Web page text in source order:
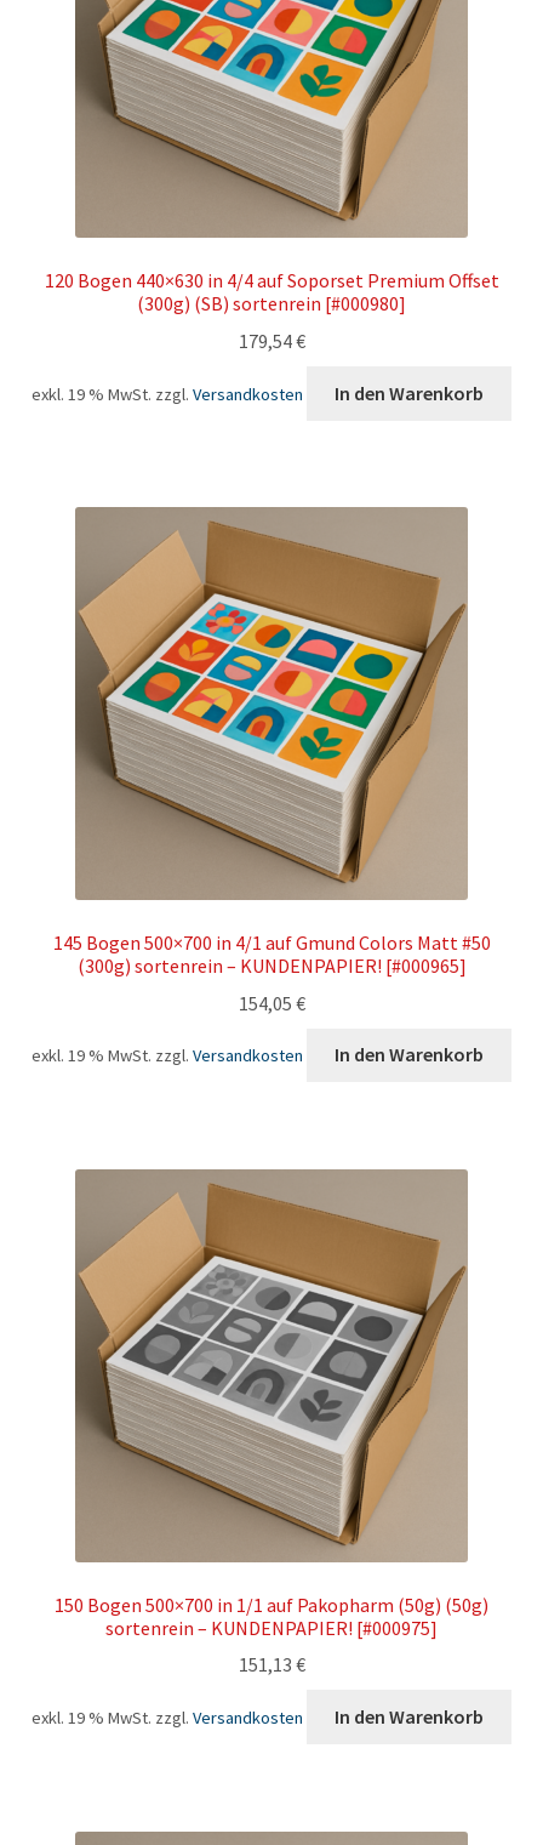
120 Bogen 440×630 in 4/4 auf Soporset Premium Offset
(300g) (SB) sortenrein [#000980]
179,54€
exkl. 19 % MwSt. zzgl.Versandkosten In den Warenkorb
145 Bogen 500×700 in 4/1 auf Gmund Colors Matt #50
(300g) sortenrein – KUNDENPAPIER! [#000965]
154,05 €
exkl. 19 % MwSt. zzgl.Versandkosten In den Warenkorb
150 Bogen 500×700 in 1/1 auf Pakopharm (50g) (50g)
sortenrein – KUNDENPAPIER! [#000975]
151,13 €
exkl. 19 % MwSt. zzgl.Versandkosten In den Warenkorb